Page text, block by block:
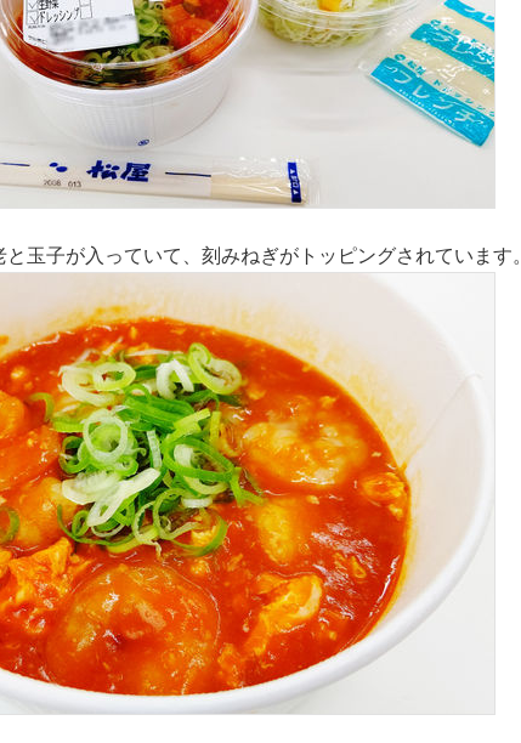
玉子が入っていて、刻みねぎがトッピングされています